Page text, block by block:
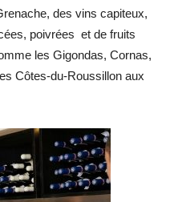
des vins capiteux,
poivrées et de fruits
les Gigondas, Cornas,
Côtes-du-Roussillon aux